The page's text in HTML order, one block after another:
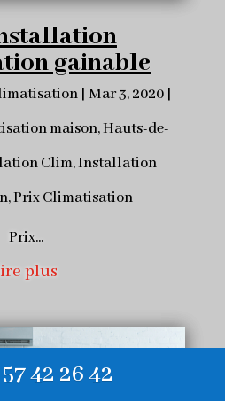
gainable
|Mar 3, 2020 |
maison,Hauts-de-
Clim,Installation
,Prix Climatisation
Prix...
plus
42 26 42